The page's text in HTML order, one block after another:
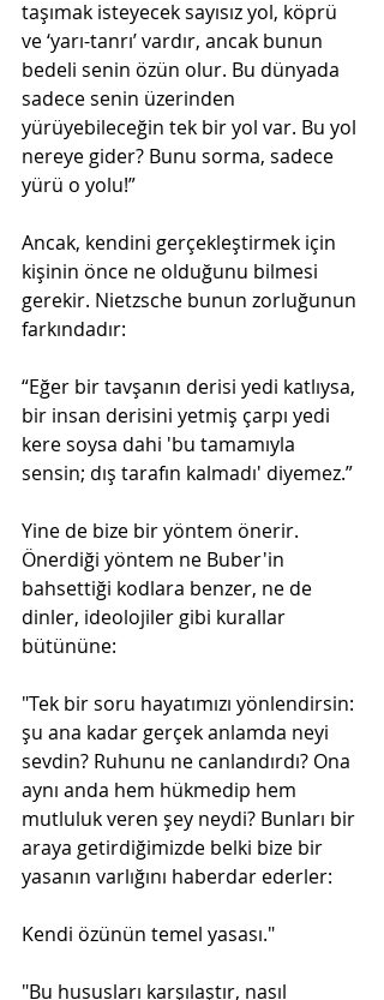
taşımak isteyecek sayısız yol, köprü
ve ‘yarı-tanrı’ vardır, ancak bunun
bedeli senin özün olur. Bu dünyada
sadece senin üzerinden
yürüyebileceğin tek bir yol var. Bu yol
nereye gider? Bunu sorma, sadece
yürü o yolu!”
Ancak, kendini gerçekleştirmek için
kişinin önce ne olduğunu bilmesi
gerekir. Nietzsche bunun zorluğunun
farkındadır:
“Eğer bir tavşanın derisi yedi katlıysa,
bir insan derisini yetmiş çarpı yedi
kere soysa dahi 'bu tamamıyla
sensin; dış tarafın kalmadı' diyemez.”
Yine de bize bir yöntem önerir.
Önerdiği yöntem ne Buber'in
bahsettiği kodlara benzer, ne de
dinler, ideolojiler gibi kurallar
bütününe:
"Tek bir soru hayatımızı yönlendirsin:
şu ana kadar gerçek anlamda neyi
sevdin? Ruhunu ne canlandırdı? Ona
aynı anda hem hükmedip hem
mutluluk veren şey neydi? Bunları bir
araya getirdiğimizde belki bize bir
yasanın varlığını haberdar ederler:
Kendi özünün temel yasası."
"Bu hususları karşılaştır, nasıl